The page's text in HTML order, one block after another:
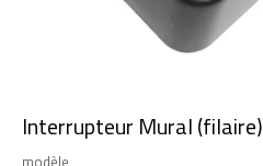
Interrupteur Mural (filaire)
modèle